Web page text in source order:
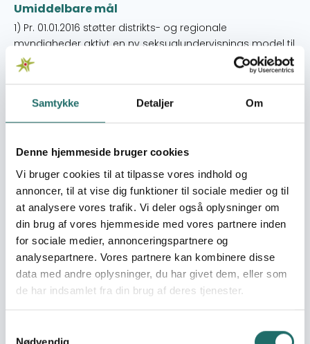
Samtykke Detaljer Om
Denne hjemmeside bruger cookies
Vi bruger cookies til at tilpasse vores indhold og
annoncer, til at vise dig funktioner til sociale medier og til
at analysere vores trafik. Vi deler også oplysninger om
din brug af vores hjemmeside med vores partnere inden
for sociale medier, annonceringspartnere og
analysepartnere. Vores partnere kan kombinere disse
data med andre oplysninger, du har givet dem, eller som
de har indsamlet fra din brug af deres tjenester.
Umiddelbare mål
1) Pr. 01.01.2016 støtter distrikts- og regionale
myndigheder aktivt en ny seksualundervisnings model til
brug i skolerne 2) Pr. 01.01.2016 anvender Ghana Health
Service og de to største civilsamfundsorganisationer på
rettigheder i den Nordlige Region en ny manual for
brugen af unge mennesker og mødre som peer
(Northern Network for Education and Development)
bestående af organisationer der arbejder med seksuel
og reproduktiv sundhed og rettigheder ydet indflydelse
på det regionale Ghana Education Service og Ghana
Health Service samt de folkevalgte politikere in den
Nordlige Region.
Målgrupper
Projektet omhandler landsbyer og skoler i de to distrikter
Karaga og Savelugu/Nanton. Den primære målgruppe
er som følger (andelen af M/K er angivet i parentes): -
ISEP skolelærere 10 (50/50) - ISEP landsby facilitatorer 8